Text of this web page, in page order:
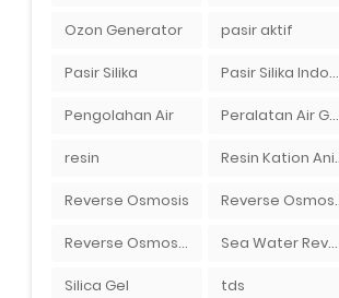
Ozon Generator pasir aktif
Pasir Silika Pasir Silika Indonesia
Pengolahan Air Peralatan Air Galon RO Palembang
resin Resin
Reverse Osmosis
Reverse Osmosis Surabaya Sea Water Reverse Osmosis
Silica Gel tds